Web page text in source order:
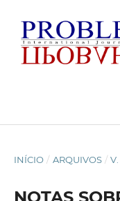
INÍCIO / ARQUIVOS /